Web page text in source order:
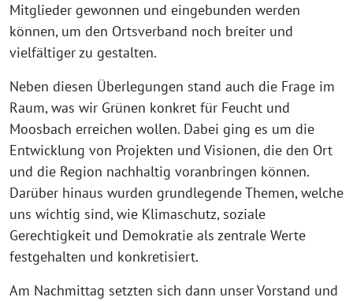
Mitglieder gewonnen und eingebunden werden
können, um den Ortsverband noch breiter und
vielfältiger zu gestalten.
Neben diesen Überlegungen stand auch die Frage im
Raum, was wir Grünen konkret für Feucht und
Moosbach erreichen wollen. Dabei ging es um die
Entwicklung von Projekten und Visionen, die den Ort
und die Region nachhaltig voranbringen können.
Darüber hinaus wurden grundlegende Themen, welche
uns wichtig sind, wie Klimaschutz, soziale
Gerechtigkeit und Demokratie als zentrale Werte
festgehalten und konkretisiert.
Am Nachmittag setzten sich dann unser Vorstand und